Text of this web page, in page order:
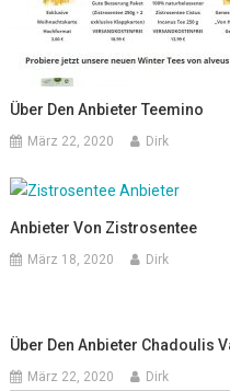
Über Den Anbieter Teemino
März 22, 2020 Dirk
Anbieter Von Zistrosentee
März 18, 2020 Dirk
Über Den Anbieter Chadoulis
März 22, 2020 Dirk